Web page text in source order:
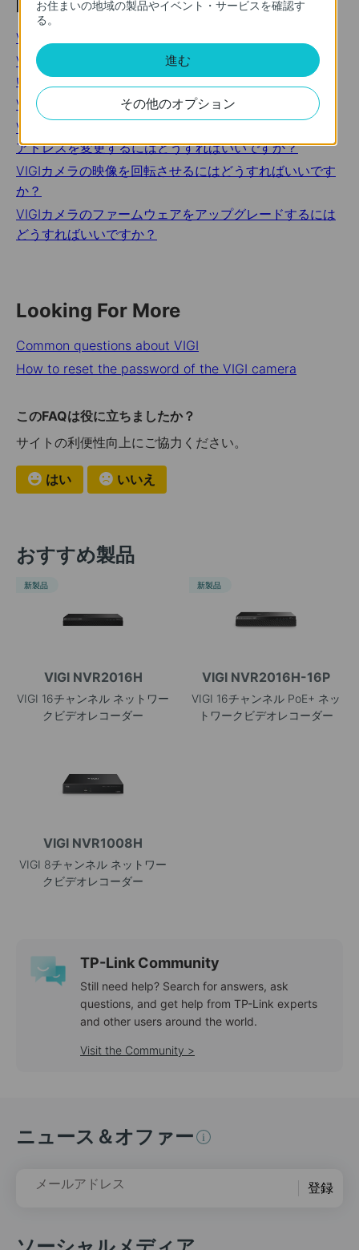
VIGIに関するよくある質問
VIGIカメラのパスワードをリセットするにはどうすれば
いいですか？
VIGI NVRのパスワードを忘れた場合は？
VIGIカメラのパスワードとパスワード再設定用のメール
アドレスを変更するにはどうすればいいですか？
VIGIカメラの映像を回転させるにはどうすればいいです
か？
VIGIカメラのファームウェアをアップグレードするには
どうすればいいですか？
Looking For More
Common questions about VIGI
How to reset the password of the VIGI camera
このFAQは役に立ちましたか？
サイトの利便性向上にご協力ください。
はい いいえ
おすすめ製品
VIGI NVR2016H
VIGI 16チャンネル ネットワー
クビデオレコーダー
新製品
VIGI NVR2016H-16P
VIGI 16チャンネル PoE+ ネッ
トワークビデオレコーダー
新製品
VIGI NVR1008H
VIGI 8チャンネル ネットワー
クビデオレコーダー
TP-Link Community
Still need help? Search for answers, ask
questions, and get help from TP-Link experts
and other users around the world.
Visit the Community >
ニュース＆オファー
メールアドレス 登録
お住まいの地域の製品やイベント・サービスを確認す
る。
進む
その他のオプション